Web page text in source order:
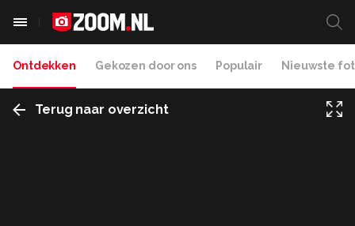
Ontdekken Gekozen door ons Populair Nieuwste
Terug naar overzicht